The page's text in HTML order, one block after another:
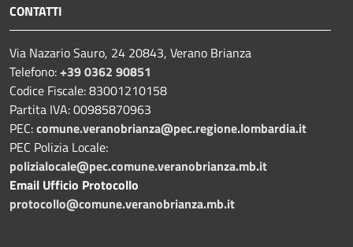
CONTATTI
Via Nazario Sauro, 24 20843, Verano Brianza
Telefono:+39 0362 90851
Codice Fiscale: 83001210158
Partita IVA: 00985870963
PEC:comune.veranobrianza@pec.regione.lombardia.it
PEC Polizia Locale:
polizialocale@pec.comune.veranobrianza.mb.it
Email Ufficio Protocollo
protocollo@comune.veranobrianza.mb.it